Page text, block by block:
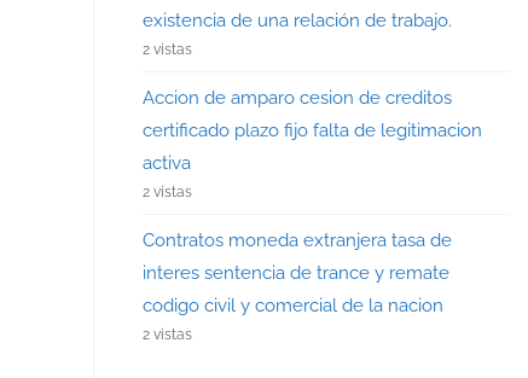
existencia de una relación de trabajo.
2 vistas
Accion de amparo cesion de creditos
certificado plazo fijo falta de legitimacion
activa
2 vistas
Contratos moneda extranjera tasa de
interes sentencia de trance y remate
codigo civil y comercial de la nacion
2 vistas